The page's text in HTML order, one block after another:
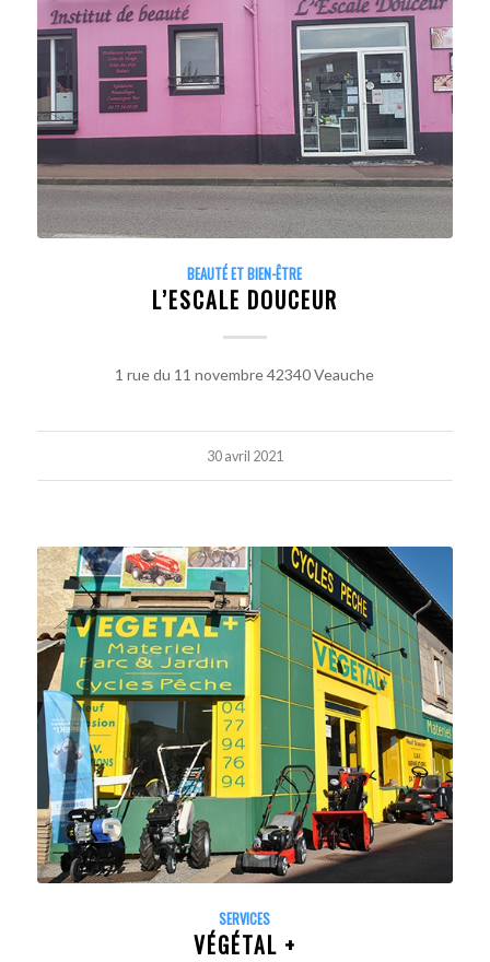
BEAUTÉ ET BIEN-ÊTRE
L’ESCALE DOUCEUR
1 rue du 11 novembre 42340 Veauche
30 avril 2021
SERVICES
VÉGÉTAL +